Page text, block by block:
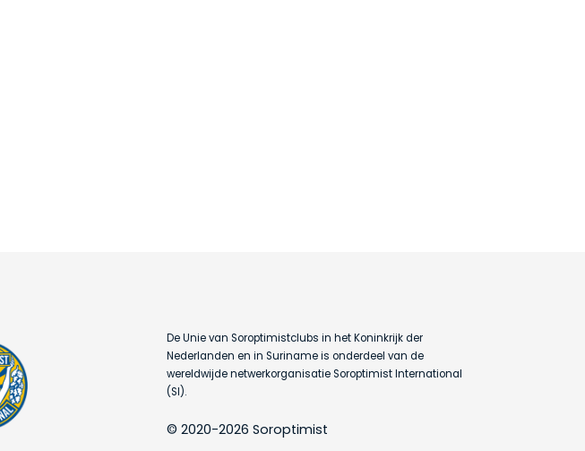
De Unie van Soroptimistclubs in het Koninkrijk der
Nederlanden en in Suriname is onderdeel van de
wereldwijde netwerkorganisatie Soroptimist International
(SI).
© 2020-2026 Soroptimist